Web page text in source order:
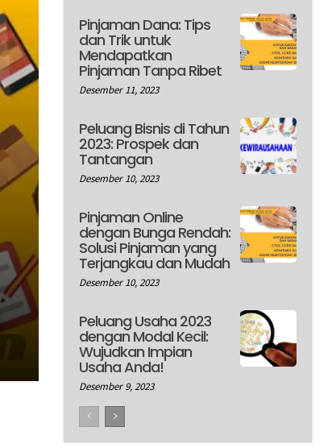
Pinjaman Dana: Tips
dan Trik untuk
Mendapatkan
Pinjaman Tanpa Ribet
Desember 11, 2023
Peluang Bisnis di Tahun
2023: Prospek dan
Tantangan
Desember 10, 2023
Pinjaman Online
dengan Bunga Rendah:
Solusi Pinjaman yang
Terjangkau dan Mudah
Desember 10, 2023
Peluang Usaha 2023
dengan Modal Kecil:
Wujudkan Impian
Usaha Anda!
Desember 9, 2023